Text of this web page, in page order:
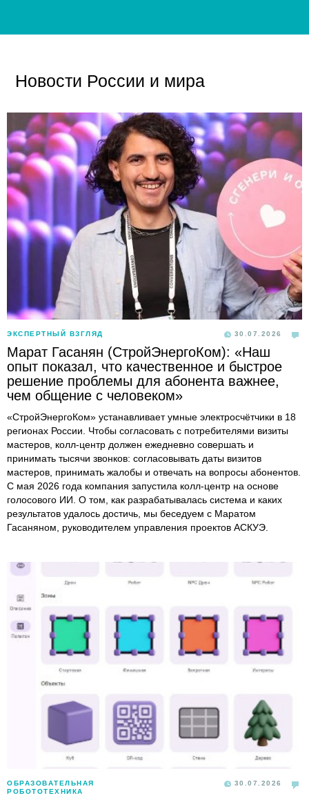
Новости России и мира
ЭКСПЕРТНЫЙ ВЗГЛЯД 30.07.2026
Марат Гасанян (СтройЭнергоКом): «Наш
опыт показал, что качественное и быстрое
решение проблемы для абонента важнее,
чем общение с человеком»
«СтройЭнергоКом» устанавливает умные электросчётчики в 18
регионах России. Чтобы согласовать с потребителями визиты
мастеров, колл-центр должен ежедневно совершать и
принимать тысячи звонков: согласовывать даты визитов
мастеров, принимать жалобы и отвечать на вопросы абонентов.
С мая 2026 года компания запустила колл-центр на основе
голосового ИИ. О том, как разрабатывалась система и каких
результатов удалось достичь, мы беседуем с Маратом
Гасаняном, руководителем управления проектов АСКУЭ.
ОБРАЗОВАТЕЛЬНАЯ
РОБОТОТЕХНИКА
30.07.2026